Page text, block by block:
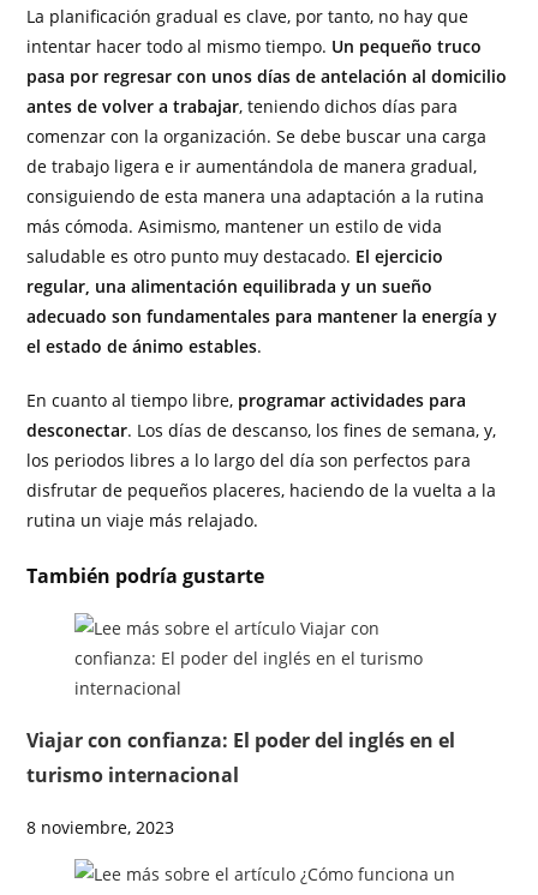
La planificación gradual es clave, por tanto, no hay que
intentar hacer todo al mismo tiempo. Un pequeño truco
pasa por regresar con unos días de antelación al domicilio
antes de volver a trabajar, teniendo dichos días para
comenzar con la organización. Se debe buscar una carga
de trabajo ligera e ir aumentándola de manera gradual,
consiguiendo de esta manera una adaptación a la rutina
más cómoda. Asimismo, mantener un estilo de vida
saludable es otro punto muy destacado. El ejercicio
regular, una alimentación equilibrada y un sueño
adecuado son fundamentales para mantener la energía y
el estado de ánimo estables.
En cuanto al tiempo libre, programar actividades para
desconectar. Los días de descanso, los fines de semana, y,
los periodos libres a lo largo del día son perfectos para
disfrutar de pequeños placeres, haciendo de la vuelta a la
rutina un viaje más relajado.
También podría gustarte
Viajar con confianza: El poder del inglés en el
turismo internacional
8 noviembre, 2023